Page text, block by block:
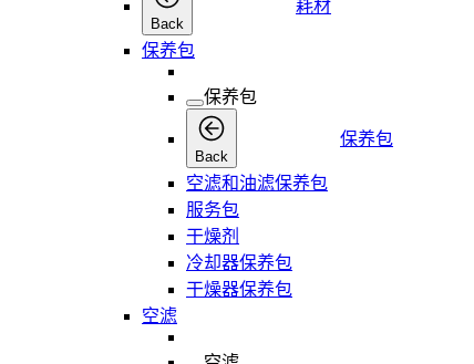
Back
耗材
保养包
保养包
Back
保养包
空滤和油滤保养包
服务包
干燥剂
冷却器保养包
干燥器保养包
空滤